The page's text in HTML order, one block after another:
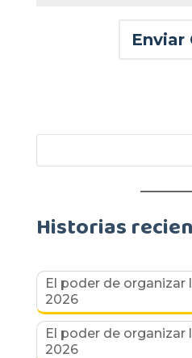
Historias
El poder de organizar
2026
El poder de organizar
2026